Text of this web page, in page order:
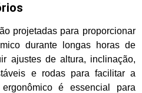
projetadas para proporcionar
durante longas horas de
ajustes de altura, inclinação,
e rodas para facilitar a
é essencial para